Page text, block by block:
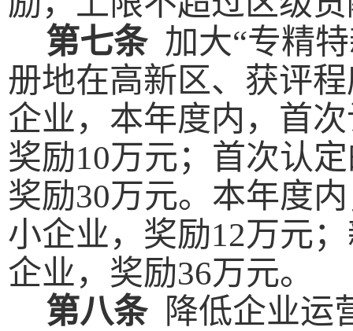
第七条 加大“专精
册地在高新区、获评
企业，本年度内， 首
奖励10万元； 首次认
奖励30万元。本年度
小企业， 奖励12万元
企业， 奖励36万元。
第八条 降低企业运